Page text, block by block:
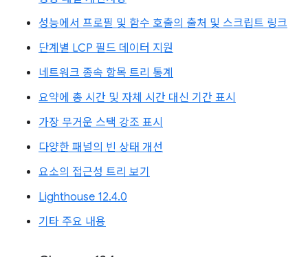
성능에서 프로필 및 함수 호출의 출처 및 스크립트 링크
단계별 LCP 필드 데이터 지원
네트워크 종속 항목 트리 통계
요약에 총 시간 및 자체 시간 대신 기간 표시
가장 무거운 스택 강조 표시
다양한 패널의 빈 상태 개선
요소의 접근성 트리 보기
Lighthouse 12.4.0
기타 주요 내용